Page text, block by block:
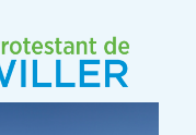
Consistoire
de
Bouxwiller